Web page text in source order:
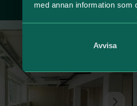
med annan information som
Avvisa